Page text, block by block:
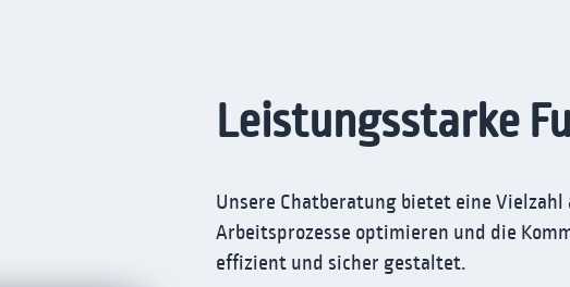
Leistungsstarke
Unsere Chatberatung bietet eine Vielzahl
Arbeitsprozesse optimieren und die
effizient und sicher gestaltet.